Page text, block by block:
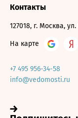
Контакты
127018, г. Москва,
На карте
+7 495 956-34-58
info@vedomosti.ru